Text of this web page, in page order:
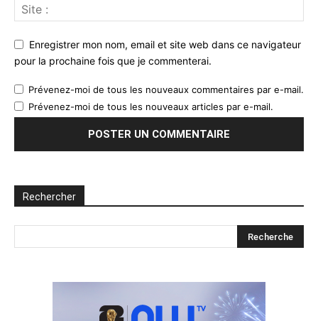
Enregistrer mon nom, email et site web dans ce navigateur
pour la prochaine fois que je commenterai.
Prévenez-moi de tous les nouveaux commentaires par e-mail.
Prévenez-moi de tous les nouveaux articles par e-mail.
Rechercher